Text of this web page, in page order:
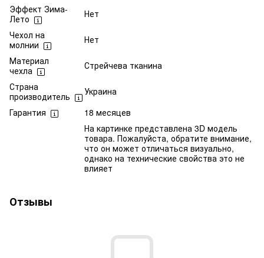
Эффект Зима-
Лето
Нет
Чехол на
молнии
Нет
Материал
чехла
Стрейчева тканина
Страна
производитель
Украина
Гарантия
18 месяцев
На картинке представлена 3D модель
товара. Пожалуйста, обратите внимание,
что он может отличаться визуально,
однако на технические свойства это не
влияет
Отзывы